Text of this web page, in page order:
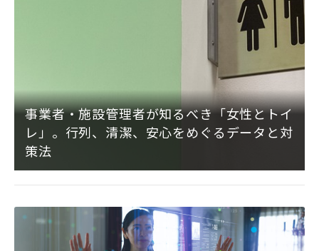
事業者・施設管理者が知るべき「女性とトイ
レ」。行列、清潔、安心をめぐるデータと対
策法